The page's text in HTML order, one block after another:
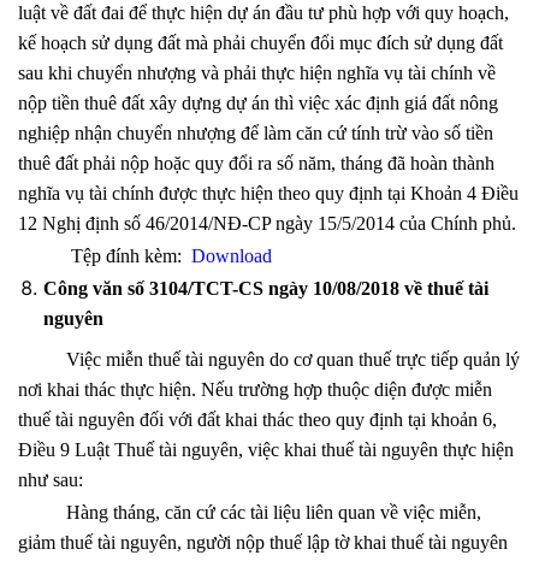
luật về đất đai để thực hiện dự án đầu tư phù hợp với quy hoạch,
kế hoạch sử dụng đất mà phải chuyển đổi mục đích sử dụng đất
sau khi chuyển nhượng và phải thực hiện nghĩa vụ tài chính về
nộp tiền thuê đất xây dựng dự án thì việc xác định giá đất nông
nghiệp nhận chuyển nhượng để làm căn cứ tính trừ vào số tiền
thuê đất phải nộp hoặc quy đổi ra số năm, tháng đã hoàn thành
nghĩa vụ tài chính được thực hiện theo quy định tại Khoản 4 Điều
12 Nghị định số 46/2014/NĐ-CP ngày 15/5/2014 của Chính phủ.
Tệp đính kèm: Download
Công văn số 3104/TCT-CS ngày 10/08/2018 về thuế tài
nguyên
Việc miễn thuế tài nguyên do cơ quan thuế trực tiếp quản lý
nơi khai thác thực hiện. Nếu trường hợp thuộc diện được miễn
thuế tài nguyên đối với đất khai thác theo quy định tại khoản 6,
Điều 9 Luật Thuế tài nguyên, việc khai thuế tài nguyên thực hiện
như sau:
Hàng tháng, căn cứ các tài liệu liên quan về việc miễn,
giảm thuế tài nguyên, người nộp thuế lập tờ khai thuế tài nguyên